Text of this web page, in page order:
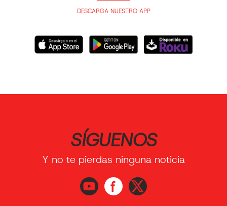
DESCARGA NUESTRO APP
SÍGUENOS
Y no te pierdas ninguna noticia